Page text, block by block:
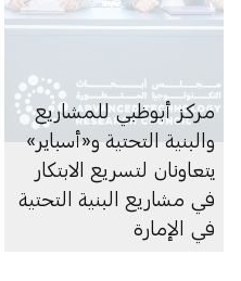
مركز أبوظبي للمشاريع
والبنية التحتية و«أسباير»
يتعاونان لتسريع الابتكار
في مشاريع البنية التحتية
في الإمارة